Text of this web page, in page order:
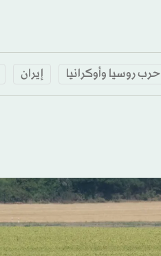
حرب روسيا وأوكرانيا إيران